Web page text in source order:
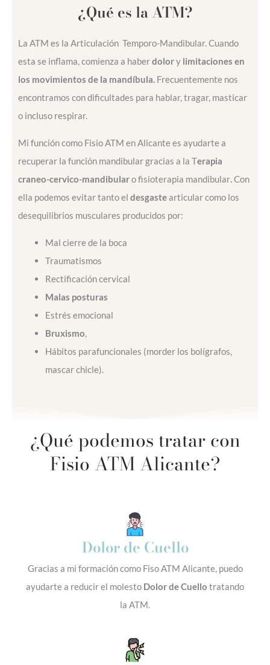
¿Qué es la ATM?
La ATM es la Articulación Temporo-Mandibular. Cuando
esta se inflama, comienza a haberdolory limitaciones en
los movimientos de la mandíbula. Frecuentemente nos
encontramos con dificultades para hablar, tragar, masticar
o incluso respirar.
Mi función como Fisio ATM en Alicante es ayudarte a
recuperar la función mandibular gracias a la Terapia
craneo-cervico-mandibularo fisioterapia mandibular.Con
ella podemos evitar tanto el desgastearticular como los
desequilibrios musculares producidos por:
Mal cierre de la boca
Traumatismos
Rectificación cervical
Malas posturas
Estrés emocional
Bruxismo,
Hábitos parafuncionales (morder los bolígrafos,
mascar chicle).
¿Qué podemos tratar con
Fisio ATM Alicante?
Dolor de Cuello
Gracias a mi formación como Fiso ATM Alicante, puedo
ayudarte a reducir el molesto Dolor de Cuello tratando
la ATM.